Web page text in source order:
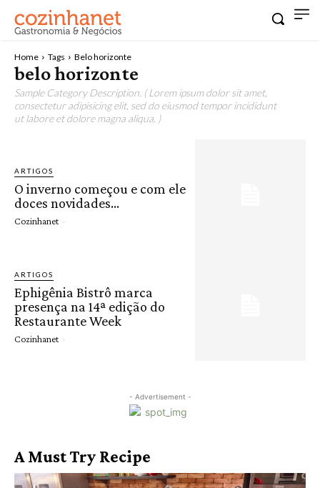
Home Tags Belo horizonte
belo horizonte
Sample Category Description. ( Lorem ipsum dolor sit amet,
consectetur adipisicing elit, sed do eiusmod tempor incididunt
ut labore et dolore magna aliqua. )
ARTIGOS
O inverno começou e com ele
doces novidades…
Cozinhanet -
ARTIGOS
Ephigênia Bistrô marca
presença na 14ª edição do
Restaurante Week
Cozinhanet -
- Advertisement -
A Must Try Recipe